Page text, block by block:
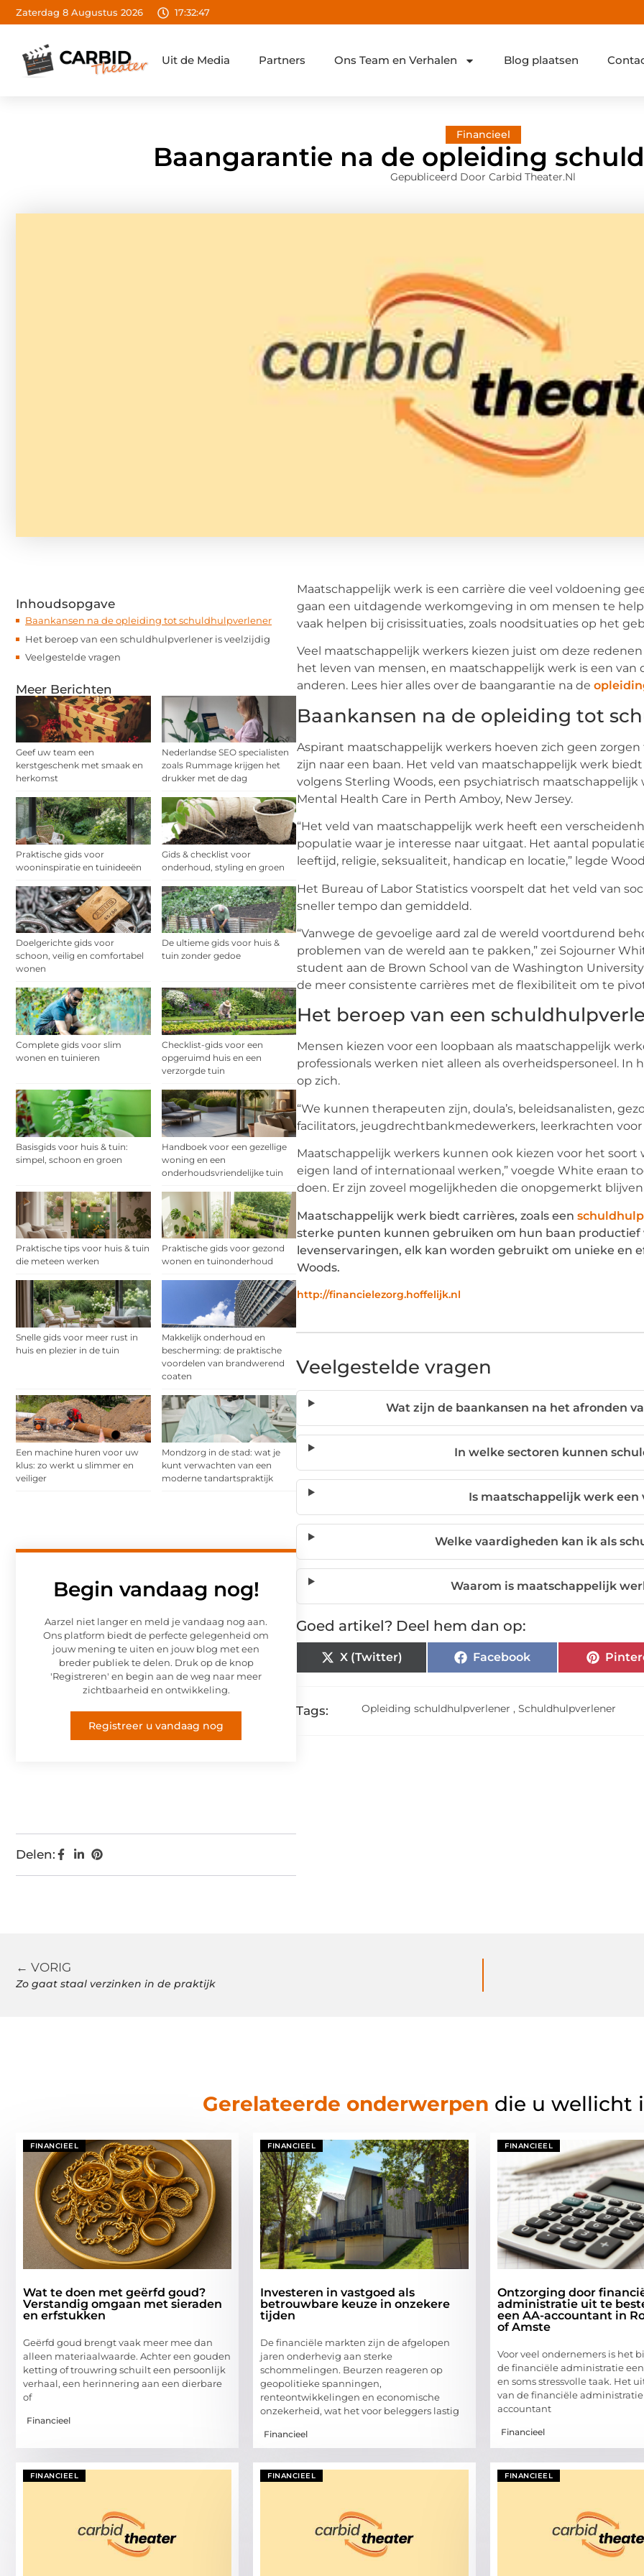
Zaterdag 8 Augustus 2026 17:32:48
Uit de Media Partners Ons Team en Verhalen Blog plaatsen
Financieel
Baangarantie na de opleiding
Gepubliceerd Door Carbid Theater.nl
Inhoudsopgave
Baankansen na de opleiding tot schuldhulpverlener
Het beroep van een schuldhulpverlener is veelzijdig
Veelgestelde vragen
Meer Berichten
Geef uw team een
kerstgeschenk met smaak en
herkomst
Nederlandse SEO specialisten
zoals Rummage krijgen het
drukker met de dag
Praktische gids voor
wooninspiratie en tuinideeën
Gids & checklist voor
onderhoud, styling en groen
Doelgerichte gids voor
schoon, veilig en comfortabel
wonen
De ultieme gids voor huis &
tuin zonder gedoe
Complete gids voor slim
wonen en tuinieren
Checklist-gids voor een
opgeruimd huis en een
verzorgde tuin
Basisgids voor huis & tuin:
simpel, schoon en groen
Handboek voor een gezellige
woning en een
onderhoudsvriendelijke tuin
Praktische tips voor huis & tuin
die meteen werken
Praktische gids voor gezond
wonen en tuinonderhoud
Snelle gids voor meer rust in
huis en plezier in de tuin
Makkelijk onderhoud en
bescherming: de praktische
voordelen van brandwerend
coaten
Een machine huren voor uw
klus: zo werkt u slimmer en
veiliger
Mondzorg in de stad: wat je
kunt verwachten van een
moderne tandartspraktijk
Begin vandaag nog!
Aarzel niet langer en meld je vandaag nog aan.
Ons platform biedt de perfecte gelegenheid om
jouw mening te uiten en jouw blog met een
breder publiek te delen. Druk op de knop
'Registreren' en begin aan de weg naar meer
zichtbaarheid en ontwikkeling.
Registreer u vandaag nog
Delen:
Maatschappelijk werk is een carrière die veel voldoening
gaan een uitdagende werkomgeving in om mensen te
vaak helpen bij crisissituaties, zoals noodsituaties op het
Veel maatschappelijk werkers kiezen juist om deze
het leven van mensen, en maatschappelijk werk is een
anderen. Lees hier alles over de baangarantie na de
Baankansen na de opleiding tot
Aspirant maatschappelijk werkers hoeven zich geen
zijn naar een baan. Het veld van maatschappelijk werk
volgens Sterling Woods, een psychiatrisch maatschappelijk
Mental Health Care in Perth Amboy, New Jersey.
“Het veld van maatschappelijk werk heeft een
populatie waar je interesse naar uitgaat. Het aantal
leeftijd, religie, seksualiteit, handicap en locatie,” legde
Het Bureau of Labor Statistics voorspelt dat het veld van
sneller tempo dan gemiddeld.
“Vanwege de gevoelige aard zal de wereld voortdurend
problemen van de wereld aan te pakken,” zei Sojourner
student aan de Brown School van de Washington
de meer consistente carrières met de flexibiliteit om te
Het beroep van een
Mensen kiezen voor een loopbaan als maatschappelijk
professionals werken niet alleen als overheidspersoneel.
op zich.
“We kunnen therapeuten zijn, doula’s, beleidsanalisten,
facilitators, jeugdrechtbankmedewerkers, leerkrachten
Maatschappelijk werkers kunnen ook kiezen voor het soort
eigen land of internationaal werken,” voegde White eraan
doen. Er zijn zoveel mogelijkheden die onopgemerkt
Maatschappelijk werk biedt carrières, zoals een
sterke punten kunnen gebruiken om hun baan productief
levenservaringen, elk kan worden gebruikt om unieke en
Woods.
http://financielezorg.hoffelijk.nl
Veelgestelde vragen
Wat zijn de baankansen na het afronden
In welke sectoren kunnen
Is maatschappelijk werk een
Welke vaardigheden kan ik als
Waarom is maatschappelijk
Goed artikel? Deel hem dan op:
X (Twitter) Facebook
Tags: Opleiding schuldhulpverlener , Schuldhulpverlener
← VORIG
Zo gaat staal verzinken in de praktijk
Gerelateerde onderwerpen die u wellicht
FINANCIEEL
Wat te doen met geërfd goud?
Verstandig omgaan met sieraden
en erfstukken
Geërfd goud brengt vaak meer mee dan
alleen materiaalwaarde. Achter een gouden
ketting of trouwring schuilt een persoonlijk
verhaal, een herinnering aan een dierbare
of
Financieel
FINANCIEEL
Investeren in vastgoed als
betrouwbare keuze in onzekere
tijden
De financiële markten zijn de afgelopen
jaren onderhevig aan sterke
schommelingen. Beurzen reageren op
geopolitieke spanningen,
renteontwikkelingen en economische
onzekerheid, wat het voor beleggers lastig
Financieel
FINANCIEEL
Ontzorging door
administratie uit te
een AA-accountant in
of Amste
Voor veel ondernemers is het
de financiële administratie
en soms stressvolle taak. Het
van de financiële administratie
accountant
Financieel
FINANCIEEL FINANCIEEL FINANCIEEL